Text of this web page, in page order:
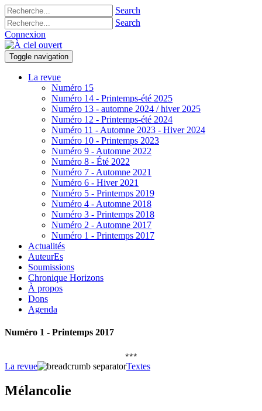
Search
Search
Connexion
Toggle navigation
La revue
Numéro 15
Numéro 14 - Printemps-été 2025
Numéro 13 - automne 2024 / hiver 2025
Numéro 12 - Printemps-été 2024
Numéro 11 - Automne 2023 - Hiver 2024
Numéro 10 - Printemps 2023
Numéro 9 - Automne 2022
Numéro 8 - Été 2022
Numéro 7 - Automne 2021
Numéro 6 - Hiver 2021
Numéro 5 - Printemps 2019
Numéro 4 - Automne 2018
Numéro 3 - Printemps 2018
Numéro 2 - Automne 2017
Numéro 1 - Printemps 2017
Actualités
AuteurEs
Soumissions
Chronique Horizons
À propos
Dons
Agenda
Numéro 1 - Printemps 2017
***
La revue
Textes
Mélancolie